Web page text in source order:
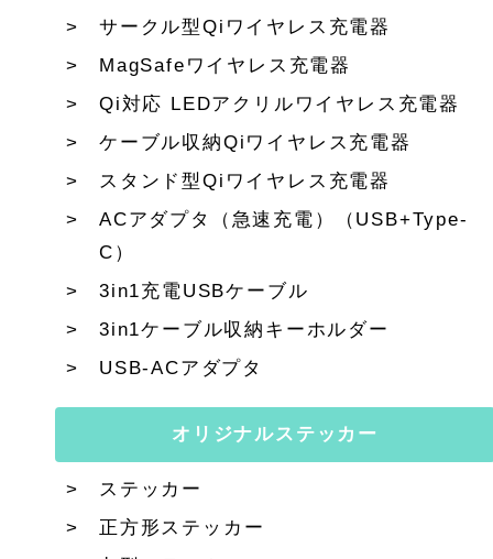
サークル型Qiワイヤレス充電器
MagSafeワイヤレス充電器
Qi対応 LEDアクリルワイヤレス充電器
ケーブル収納Qiワイヤレス充電器
スタンド型Qiワイヤレス充電器
ACアダプタ（急速充電）（USB+Type-
C）
3in1充電USBケーブル
3in1ケーブル収納キーホルダー
USB-ACアダプタ
オリジナルステッカー
ステッカー
正方形ステッカー